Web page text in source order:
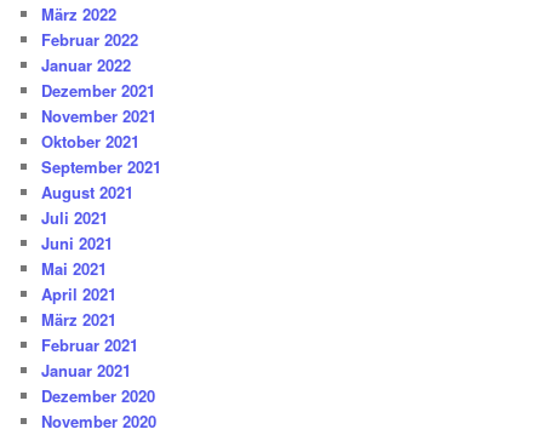
März 2022
Februar 2022
Januar 2022
Dezember 2021
November 2021
Oktober 2021
September 2021
August 2021
Juli 2021
Juni 2021
Mai 2021
April 2021
März 2021
Februar 2021
Januar 2021
Dezember 2020
November 2020